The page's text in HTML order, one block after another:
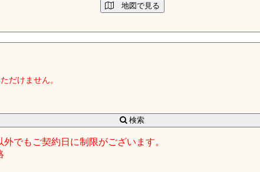
地図で見る
だけません。
検索
でもご契約日に制限がございます。